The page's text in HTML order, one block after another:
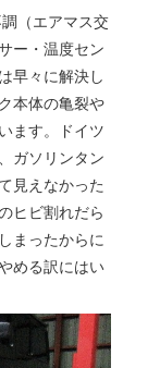
（エアマス交
ー・温度セン
早々に解決し
本体の亀裂や
ます。ドイツ
ガソリンタン
見えなかった
ヒビ割れだら
まったからに
める訳にはい